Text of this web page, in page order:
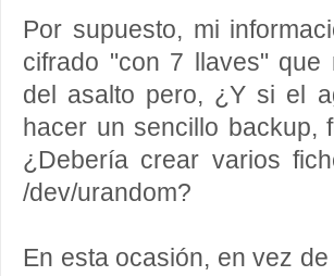
Por supuesto, mi
cifrado "con 7 llaves" que
del asalto pero, ¿Y si el
hacer un sencillo backup,
¿Debería crear varios
/dev/urandom?
En esta ocasión, en vez